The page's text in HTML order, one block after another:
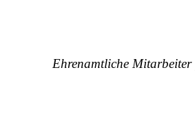
Ehrenamtliche